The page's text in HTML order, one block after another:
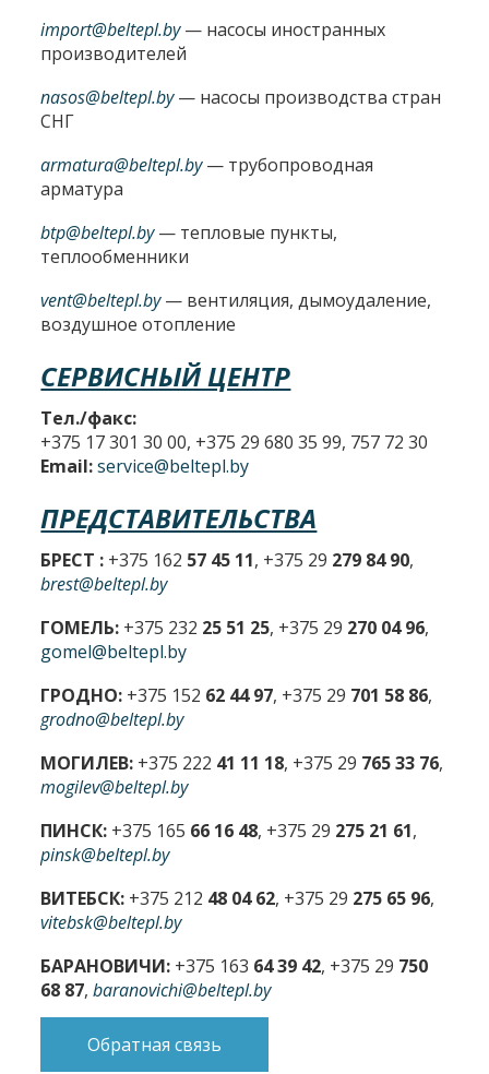
import@beltepl.by— насосы иностранных
производителей
nasos@beltepl.by— насосы производства стран
СНГ
armatura@beltepl.by— трубопроводная
арматура
btp@beltepl.by— тепловые пункты,
теплообменники
vent@beltepl.by— вентиляция, дымоудаление,
воздушное отопление
СЕРВИСНЫЙ ЦЕНТР
Тел./факс:
+375 17 301 30 00, +375 29 680 35 99, 757 72 30
Email: service@beltepl.by
ПРЕДСТАВИТЕЛЬСТВА
БРЕСТ : +375 162 57 45 11, +375 29 279 84 90,
brest@beltepl.by
ГОМЕЛЬ: +375 232 25 51 25, +375 29 270 04 96,
gomel@beltepl.by
ГРОДНО: +375 152 62 44 97, +375 29 701 58 86,
grodno@beltepl.by
МОГИЛЕВ: +375 222 41 11 18, +375 29 765 33 76,
mogilev@beltepl.by
ПИНСК: +375 165 66 16 48, +375 29 275 21 61,
pinsk@beltepl.by
ВИТЕБСК: +375 212 48 04 62, +375 29 275 65 96,
vitebsk@beltepl.by
БАРАНОВИЧИ: +375 163 64 39 42, +375 29 750
68 87,baranovichi@beltepl.by
Обратная связь